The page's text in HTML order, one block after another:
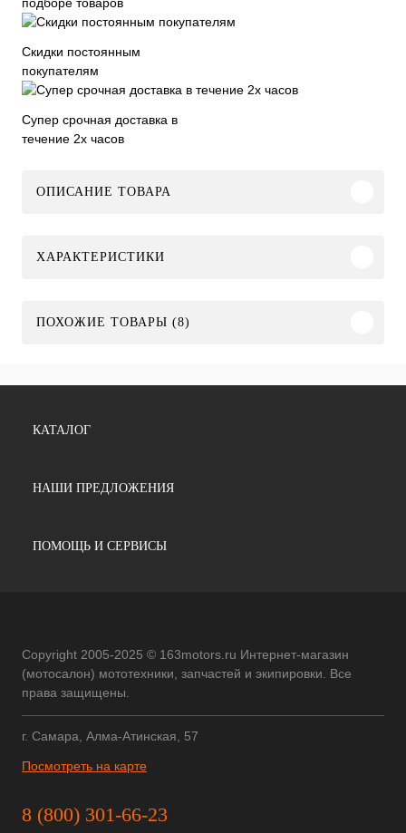
Скидки постоянным
покупателям
Супер срочная доставка в
течение 2х часов
ОПИСАНИЕ ТОВАРА
ХАРАКТЕРИСТИКИ
ПОХОЖИЕ ТОВАРЫ (8)
КАТАЛОГ
НАШИ ПРЕДЛОЖЕНИЯ
ПОМОЩЬ И СЕРВИСЫ
Copyright 2005-2025 © 163motors.ru Интернет-магазин
(мотосалон) мототехники, запчастей и экипировки. Все
права защищены.
г. Самара, Алма-Атинская, 57
Посмотреть на карте
8 (800) 301-66-23